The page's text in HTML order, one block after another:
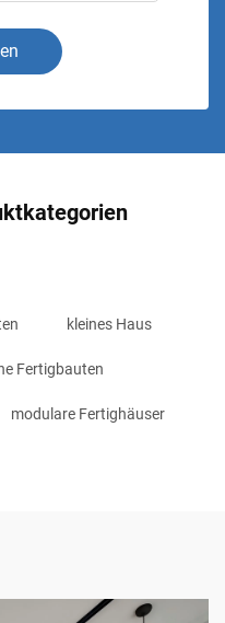
kleines Haus
Fertigbauten
modulare Fertighäuser